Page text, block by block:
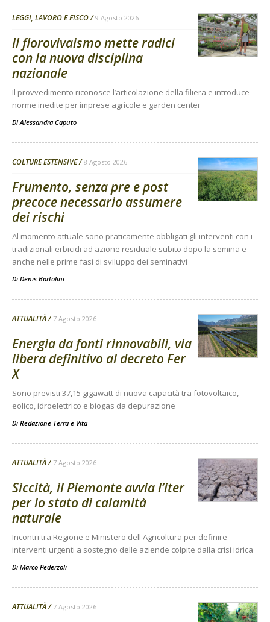
LEGGI, LAVORO E FISCO 9 Agosto 2026
Il florovivaismo mette radici
con la nuova disciplina
nazionale
Il provvedimento riconosce l’articolazione della filiera e introduce
norme inedite per imprese agricole e garden center
Di Alessandra Caputo
COLTURE ESTENSIVE 8 Agosto 2026
Frumento, senza pre e post
precoce necessario assumere
dei rischi
Al momento attuale sono praticamente obbligati gli interventi con i
tradizionali erbicidi ad azione residuale subito dopo la semina e
anche nelle prime fasi di sviluppo dei seminativi
Di Denis Bartolini
ATTUALITÀ 7 Agosto 2026
Energia da fonti rinnovabili, via
libera definitivo al decreto Fer
X
Sono previsti 37,15 gigawatt di nuova capacità tra fotovoltaico,
eolico, idroelettrico e biogas da depurazione
Di Redazione Terra e Vita
ATTUALITÀ 7 Agosto 2026
Siccità, il Piemonte avvia l’iter
per lo stato di calamità
naturale
Incontri tra Regione e Ministero dell'Agricoltura per definire
interventi urgenti a sostegno delle aziende colpite dalla crisi idrica
Di Marco Pederzoli
ATTUALITÀ 7 Agosto 2026